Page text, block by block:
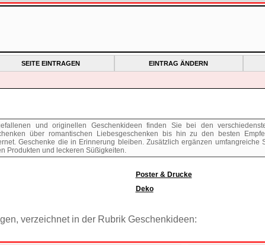
SEITE EINTRAGEN EINTRAG ÄNDERN
und originellen Geschenkideen finden Sie bei den
über romantischen Liebesgeschenken bis hin zu den besten
Geschenke die in Erinnerung bleiben. Zusätzlich ergänzen umfangreiche
Produkten und leckeren Süßigkeiten.
Poster & Drucke
Deko
verzeichnet in der Rubrik Geschenkideen: